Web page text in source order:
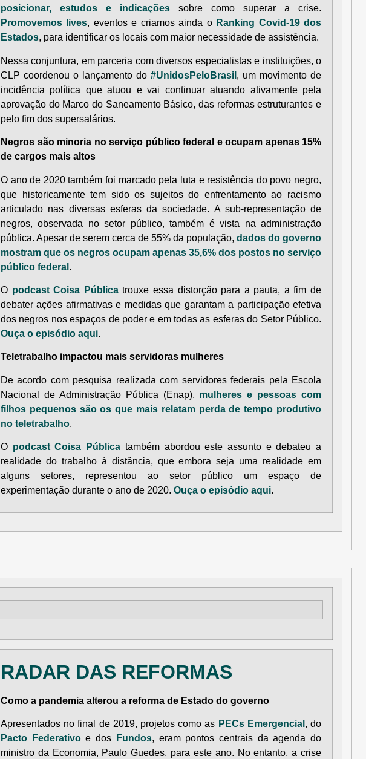
posicionar, estudos e indicações sobre como superar a crise.
Promovemos lives, eventos e criamos ainda o Ranking Covid-19 dos
Estados, para identificar os locais com maior necessidade de assistência.
Nessa conjuntura, em parceria com diversos especialistas e instituições, o
CLP coordenou o lançamento do #UnidosPeloBrasil , um movimento de
incidência política que atuou e vai continuar atuando ativamente pela
aprovação do Marco do Saneamento Básico, das reformas estruturantes e
pelo fim dos supersalários.
Negros são minoria no serviço público federal e ocupam apenas 15%
de cargos mais altos
O ano de 2020 também foi marcado pela luta e resistência do povo negro,
que historicamente tem sido os sujeitos do enfrentamento ao racismo
articulado nas diversas esferas da sociedade. A sub-representação de
negros, observada no setor público, também é vista na administração
pública. Apesar de serem cerca de 55% da população, dados do governo
mostram que os negros ocupam apenas 35,6% dos postos no serviço
público federal .
O podcast Coisa Públicatrouxe essa distorção para a pauta, a fim de
debater ações afirmativas e medidas que garantam a participação efetiva
dos negros nos espaços de poder e em todas as esferas do Setor Público.
Ouça o episódio aqui.
Teletrabalho impactou mais servidoras mulheres
De acordo com pesquisa realizada com servidores federais pela Escola
Nacional de Administração Pública (Enap), mulheres e pessoas com
filhos pequenos são os que mais relatam perda de tempo produtivo
no teletrabalho.
O podcast Coisa Pública também abordou este assunto e debateu a
realidade do trabalho à distância, que embora seja uma realidade em
alguns setores, representou ao setor público um espaço de
experimentação durante o ano de 2020. Ouça o episódio aqui.
RADAR DAS REFORMAS
Como a pandemia alterou a reforma de Estado do governo
Apresentados no final de 2019, projetos como as PECs Emergencial , do
Pacto Federativoe dos Fundos, eram pontos centrais da agenda do
ministro da Economia, Paulo Guedes, para este ano. No entanto, a crise